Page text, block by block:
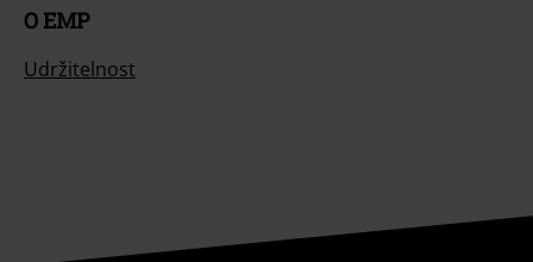
O EMP
Udržitelnost